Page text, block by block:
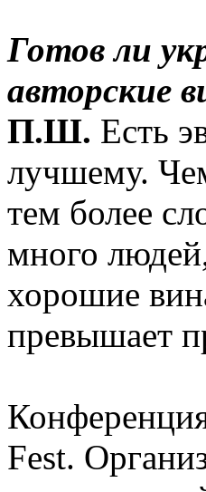
Готов ли
авторские
П.Ш. Есть
лучшему.
тем более
много
хорошие
превышает
Fest.